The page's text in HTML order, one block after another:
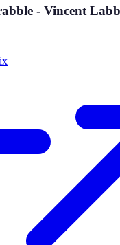
- Vincent